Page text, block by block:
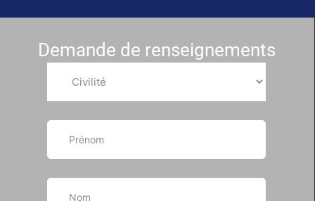
Demande de renseignements